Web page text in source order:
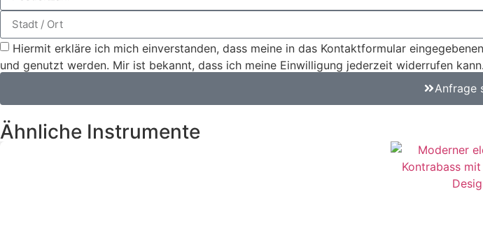
Hiermit erkläre ich mich einverstanden, dass meine in das Kontaktformular
und genutzt werden. Mir ist bekannt, dass ich meine Einwilligung jederzeit widerrufen
Anfrage
Ähnliche Instrumente